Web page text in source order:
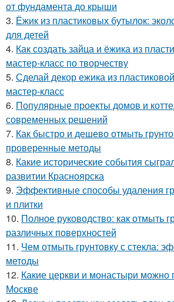
от фундамента до крыши
3. Ёжик из пластиковых бутылок:
для детей
4. Как создать зайца и ёжика из
мастер-класс по творчеству
5. Сделай декор ежика из
мастер-класс
6. Популярные проекты домов и
современных решений
7. Как быстро и дешево отмыть
проверенные методы
8. Какие исторические события
развитии Красноярска
9. Эффективные способы удаления
и плитки
10. Полное руководство: как отмыть
различных поверхностей
11. Чем отмыть грунтовку с стекла:
методы
12. Какие церкви и монастыри можно
Москве